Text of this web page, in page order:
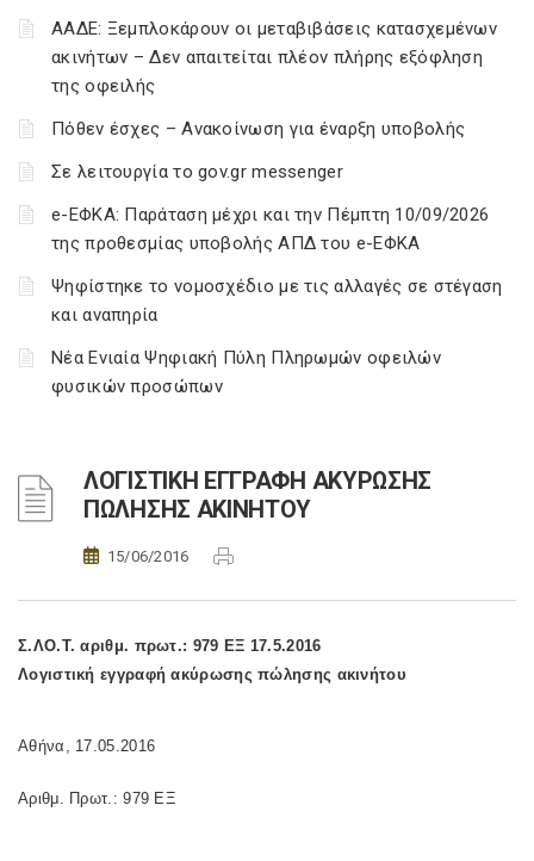
ΑΑΔΕ: Ξεμπλοκάρουν οι μεταβιβάσεις κατασχεμένων
ακινήτων – Δεν απαιτείται πλέον πλήρης εξόφληση
της οφειλής
Πόθεν έσχες – Ανακοίνωση για έναρξη υποβολής
Σε λειτουργία το gov.gr messenger
e-ΕΦΚΑ: Παράταση μέχρι και την Πέμπτη 10/09/2026
της προθεσμίας υποβολής ΑΠΔ του e-ΕΦΚΑ
Ψηφίστηκε το νομοσχέδιο με τις αλλαγές σε στέγαση
και αναπηρία
Νέα Ενιαία Ψηφιακή Πύλη Πληρωμών οφειλών
φυσικών προσώπων
ΛΟΓΙΣΤΙΚΗ ΕΓΓΡΑΦΗ ΑΚΥΡΩΣΗΣ
ΠΩΛΗΣΗΣ ΑΚΙΝΗΤΟΥ
15/06/2016
Σ.ΛΟ.Τ. αριθμ. πρωτ.: 979 ΕΞ 17.5.2016
Λογιστική εγγραφή ακύρωσης πώλησης ακινήτου
Αθήνα, 17.05.2016
Αριθμ. Πρωτ.: 979 ΕΞ